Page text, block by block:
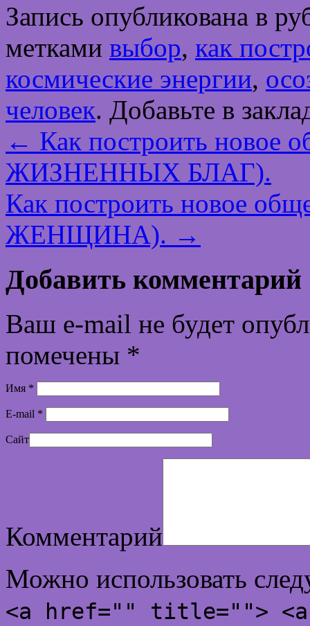
Запись опубликована в
метками выбор, как
космические энергии,
человек. Добавьте в
← Как построить
ЖИЗНЕННЫХ БЛАГ).
Как построить новое
ЖЕНЩИНА). →
Добавить комментарий
Ваш e-mail не будет
помечены *
Имя *
E-mail *
Сайт
Комментарий
Можно использовать
<a href="" title="">